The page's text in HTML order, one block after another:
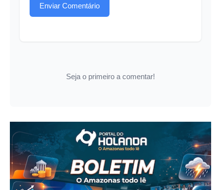
Enviar Comentário
Seja o primeiro a comentar!